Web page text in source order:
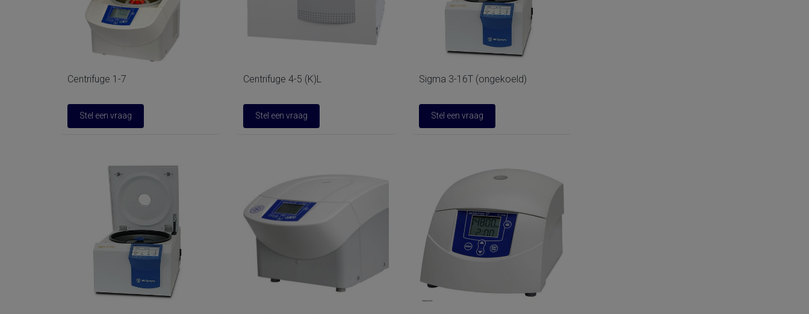
Centrifuge 1-7
Stel een vraag
Centrifuge 4-5 (K)L
Stel een vraag
Sigma 3-16T (ongekoeld)
Stel een vraag